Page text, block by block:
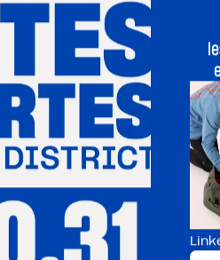
paiement peut toutefois
commencé un jour ne
Paiement
l’Abonnement
son compte via tout
du client. Le client peut
.
de l’Abonnement
d’un paiement